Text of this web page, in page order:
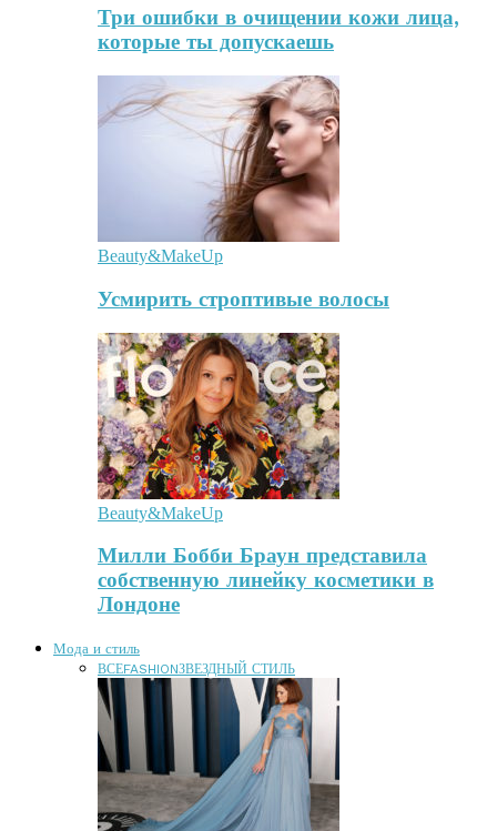
Три ошибки в очищении кожи лица,
которые ты допускаешь
Beauty&MakeUp
Усмирить строптивые волосы
Beauty&MakeUp
Милли Бобби Браун представила
собственную линейку косметики в
Лондоне
Мода и стиль
ВСЕFASHIONЗВЕЗДНЫЙ СТИЛЬ